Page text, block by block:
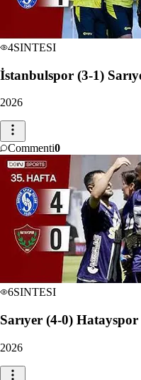
4SINTESI
İstanbulspor (3-1)
2026
Commenti0
6SINTESI
Sarıyer (4-0)
2026